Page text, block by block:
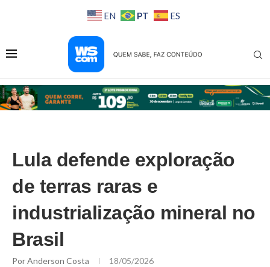
EN PT ES
Lula defende exploração
de terras raras e
industrialização mineral no
Brasil
PorAnderson Costa 18/05/2026